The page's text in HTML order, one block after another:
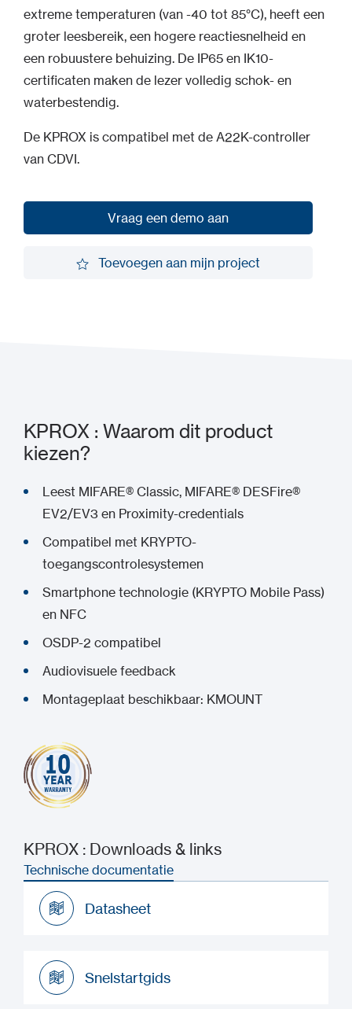
extreme temperaturen (van -40 tot 85°C), heeft een
groter leesbereik, een hogere reactiesnelheid en
een robuustere behuizing. De IP65 en IK10-
certificaten maken de lezer volledig schok- en
waterbestendig.
De KPROX is compatibel met de A22K-controller
van CDVI.
Vraag een demo aan
Toevoegen aan mijn project
KPROX : Waarom dit product
kiezen?
Leest MIFARE® Classic, MIFARE® DESFire®
EV2/EV3 en Proximity-credentials
Compatibel met KRYPTO-
toegangscontrolesystemen
Smartphone technologie (KRYPTO Mobile Pass)
en NFC
OSDP-2 compatibel
Audiovisuele feedback
Montageplaat beschikbaar: KMOUNT
KPROX : Downloads & links
Technische documentatie
Datasheet
Snelstartgids